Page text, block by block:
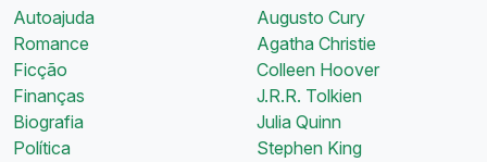
Autoajuda
Romance
Ficção
Finanças
Biografia
Política
Augusto Cury
Agatha Christie
Colleen Hoover
J.R.R. Tolkien
Julia Quinn
Stephen King